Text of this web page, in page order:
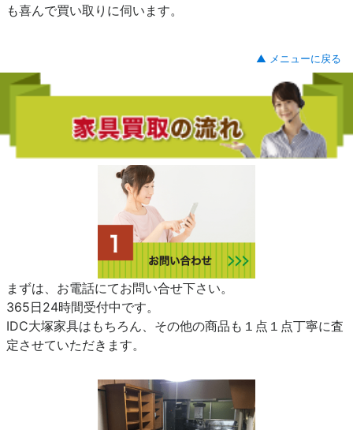
も喜んで買い取りに伺います。
▲ メニューに戻る
まずは、お電話にてお問い合せ下さい。
365日24時間受付中です。
IDC大塚家具はもちろん、その他の商品も１点１点丁寧に査
定させていただきます。